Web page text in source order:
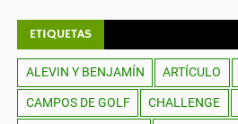
ETIQUETAS
ALEVIN Y BENJAMÍN ARTÍCULO
CAMPOS DE GOLF CHALLENGE